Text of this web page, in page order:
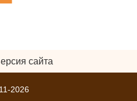
сайта
2026